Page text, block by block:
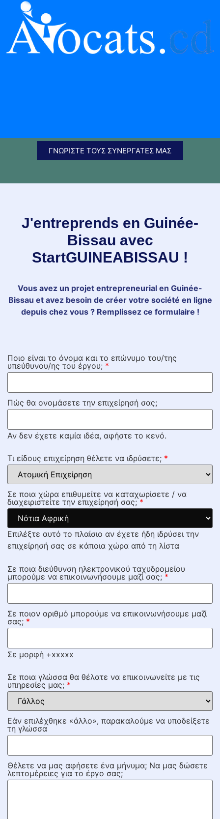
ΓΝΩΡΊΣΤΕ ΤΟΥΣ ΣΥΝΕΡΓΆΤΕΣ ΜΑΣ
J'entreprends en Guinée-
Bissau avec
StartGUINEABISSAU !
Vous avez un projet entrepreneurial en Guinée-
Bissau et avez besoin de créer votre société en ligne
depuis chez vous ? Remplissez ce formulaire !
Ποιο είναι το όνομα και το επώνυμο του/της
υπεύθυνου/ης του έργου; *
Πώς θα ονομάσετε την επιχείρησή σας;
Αν δεν έχετε καμία ιδέα, αφήστε το κενό.
Τι είδους επιχείρηση θέλετε να ιδρύσετε; *
Σε ποια χώρα επιθυμείτε να καταχωρίσετε / να
διαχειριστείτε την επιχείρησή σας;*
Επιλέξτε αυτό το πλαίσιο αν έχετε ήδη ιδρύσει την
επιχείρησή σας σε κάποια χώρα από τη λίστα
Σε ποια διεύθυνση ηλεκτρονικού ταχυδρομείου
μπορούμε να επικοινωνήσουμε μαζί σας; *
Σε ποιον αριθμό μπορούμε να επικοινωνήσουμε μαζί
σας; *
Σε μορφή +xxxxx
Σε ποια γλώσσα θα θέλατε να επικοινωνείτε με τις
υπηρεσίες μας; *
Εάν επιλέχθηκε «άλλο», παρακαλούμε να υποδείξετε
τη γλώσσα
Θέλετε να μας αφήσετε ένα μήνυμα; Να μας δώσετε
λεπτομέρειες για το έργο σας;